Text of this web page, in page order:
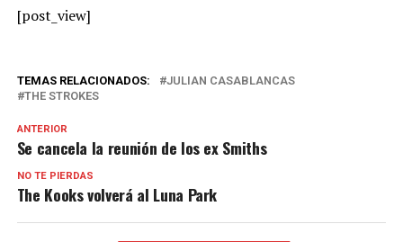
[post_view]
TEMAS RELACIONADOS:
JULIAN CASABLANCAS
THE STROKES
ANTERIOR
Se cancela la reunión de los ex Smiths
NO TE PIERDAS
The Kooks volverá al Luna Park